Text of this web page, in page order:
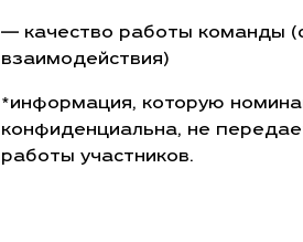
— качество работы команды
взаимодействия)
*информация, которую
конфиденциальна, не
работы участников.